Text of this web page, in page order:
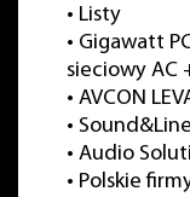
• Listy
• Gigawatt
sieciowy AC
• AVCON
•
• Audio
• Polskie